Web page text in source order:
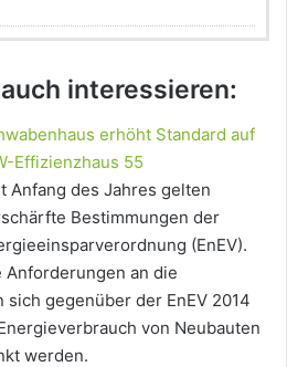
interessieren:
erhöht Standard auf
Effizienzhaus 55
Anfang des Jahres gelten
Bestimmungen der
(EnEV).
Anforderungen an die
gegenüber der EnEV 2014
von Neubauten
werden.